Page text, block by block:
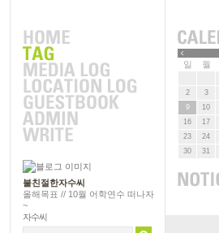
불친절한자수씨
올해목표 // 10월 어학연수 떠나자
~
자수씨
일 월
2
3
9
10
16
17
23
24
30
31